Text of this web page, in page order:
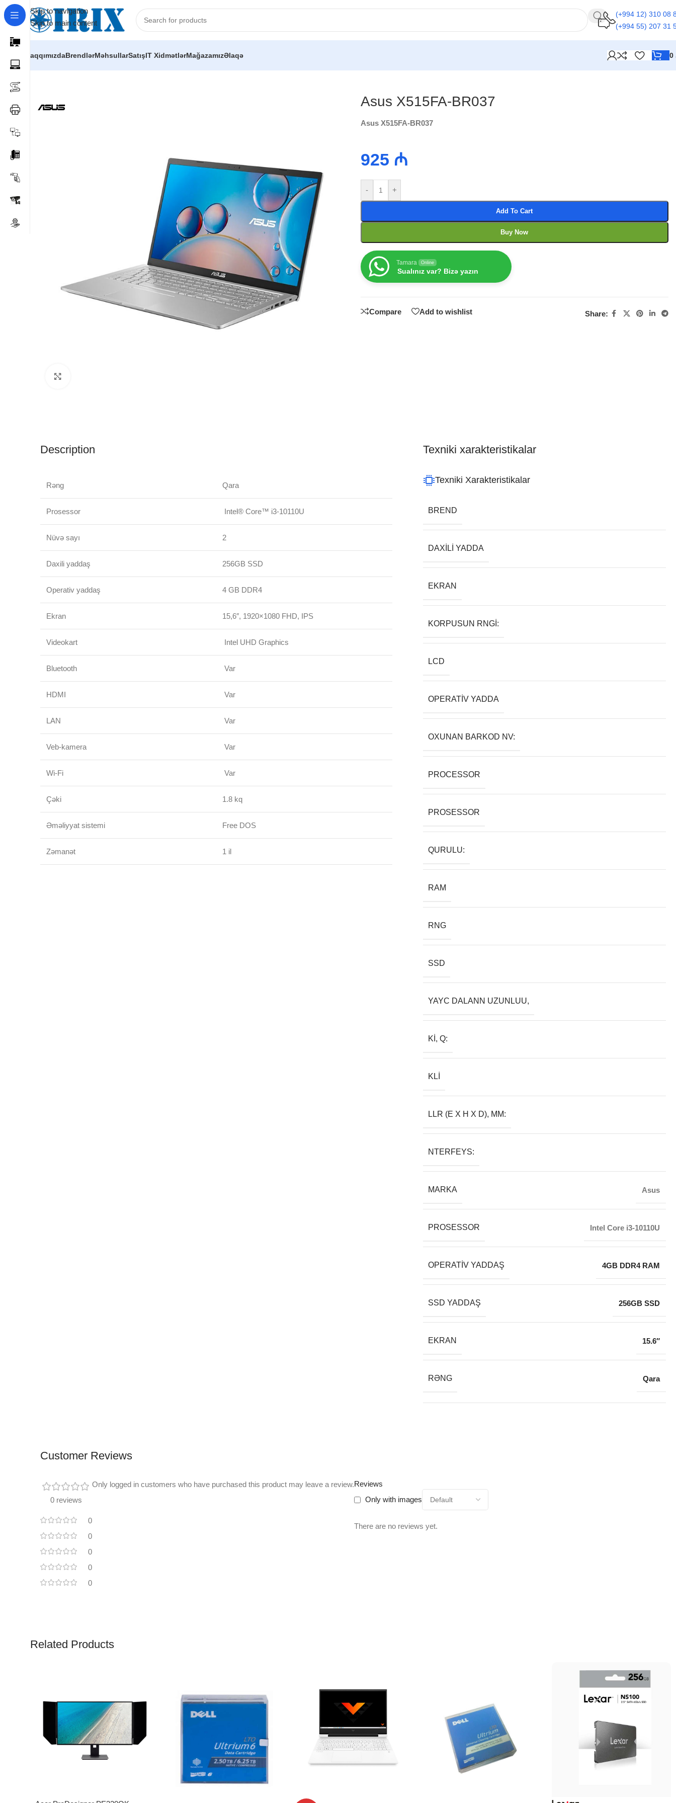
Skip to navigation
Skip to main content
(+994 12) 310 08
(+994 55) 207 31
HaqqımızdaBrendlərMəhsullarSatışIT XidmətlərMağazamızƏlaqə 0
Asus X515FA-BR037
Asus X515FA-BR037
925 ₼
- +
Add To Cart
Buy Now
Tamara Online
Sualınız var? Bizə yazın
Compare Add to wishlist Share:
Description
Rəng Qara
Prosessor Intel® Core™ i3-10110U
Nüvə sayı 2
Daxili yaddaş 256GB SSD
Operativ yaddaş 4 GB DDR4
Ekran 15,6″, 1920×1080 FHD, IPS
Videokart Intel UHD Graphics
Bluetooth Var
HDMI Var
LAN Var
Veb-kamera Var
Wi-Fi Var
Çəki 1.8 kq
Əməliyyat sistemi Free DOS
Zəmanət 1 il
Texniki xarakteristikalar
Texniki Xarakteristikalar
BREND
DAXILI YADDA
EKRAN
KORPUSUN RNGI:
LCD
OPERATIV YADDA
OXUNAN BARKOD NV:
PROCESSOR
PROSESSOR
QURULU:
RAM
RNG
SSD
YAYC DALANN UZUNLUU,
KI, Q:
KLI
LLR (E X H X D), MM:
NTERFEYS:
MARKA Asus
PROSESSOR Intel Core i3-10110U
OPERATIV YADDAŞ 4GB DDR4 RAM
SSD YADDAŞ 256GB SSD
EKRAN 15.6″
RƏNG Qara
Customer Reviews
0 reviews
0
0
0
0
0
Reviews
Only with images
There are no reviews yet.
Only logged in customers who have purchased this product may leave a review.
Related Products